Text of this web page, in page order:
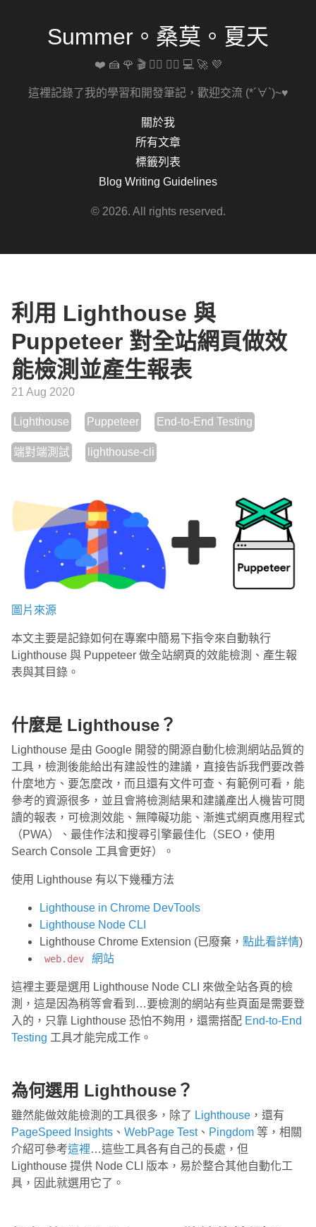
Summer。桑莫。夏天
❤️ 🍰 🌹 🎬 🚴‍♀️ 🏋️‍♀️ 💻 🚀 💜
這裡記錄了我的學習和開發筆記，歡迎交流 (*´∀`)~♥
關於我
所有文章
標籤列表
Blog Writing Guidelines
© 2026. All rights reserved.
利用 Lighthouse 與
Puppeteer 對全站網頁做效
能檢測並產生報表
21 Aug 2020
Lighthouse Puppeteer End-to-End Testing
端對端測試 lighthouse-cli
圖片來源
本文主要是記錄如何在專案中簡易下指令來自動執行
Lighthouse 與 Puppeteer 做全站網頁的效能檢測、產生報
表與其目錄。
什麼是 Lighthouse？
Lighthouse 是由 Google 開發的開源自動化檢測網站品質的
工具，檢測後能給出有建設性的建議，直接告訴我們要改善
什麼地方、要怎麼改，而且還有文件可查、有範例可看，能
參考的資源很多，並且會將檢測結果和建議產出人機皆可閱
讀的報表，可檢測效能、無障礙功能、漸進式網頁應用程式
（PWA）、最佳作法和搜尋引擎最佳化（SEO，使用
Search Console 工具會更好）。
使用 Lighthouse 有以下幾種方法
Lighthouse in Chrome DevTools
Lighthouse Node CLI
Lighthouse Chrome Extension (已廢棄， 點此看詳情)
web.dev 網站
這裡主要是選用 Lighthouse Node CLI 來做全站各頁的檢
測，這是因為稍等會看到…要檢測的網站有些頁面是需要登
入的，只靠 Lighthouse 恐怕不夠用，還需搭配 End-to-End
Testing 工具才能完成工作。
為何選用 Lighthouse？
雖然能做效能檢測的工具很多，除了 Lighthouse ，還有
PageSpeed Insights 、 WebPage Test、 Pingdom 等，相關
介紹可參考這裡…這些工具各有自己的長處，但
Lighthouse 提供 Node CLI 版本，易於整合其他自動化工
具，因此就選用它了。